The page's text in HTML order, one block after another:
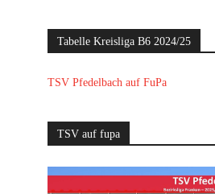
Tabelle Kreisliga B6 2024/25
TSV Pfedelbach auf FuPa
TSV auf fupa